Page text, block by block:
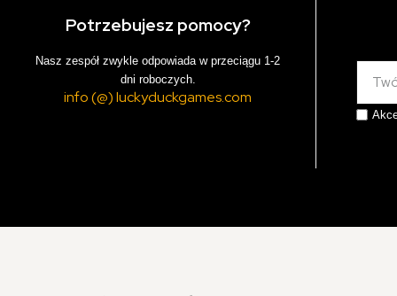
Potrzebujesz pomocy?
Nasz zespół zwykle odpowiada w przeciągu 1-2
dni roboczych.
info (@) luckyduckgames.com